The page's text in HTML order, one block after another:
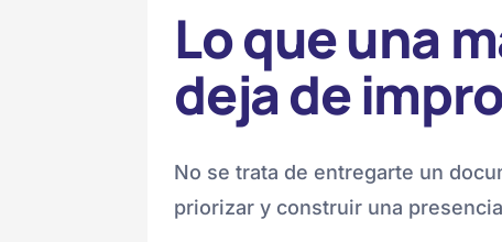
Lo que una
deja de
No se trata de entregarte un
priorizar y construir una